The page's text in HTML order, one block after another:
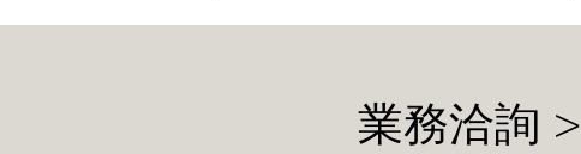
業務洽詢 >